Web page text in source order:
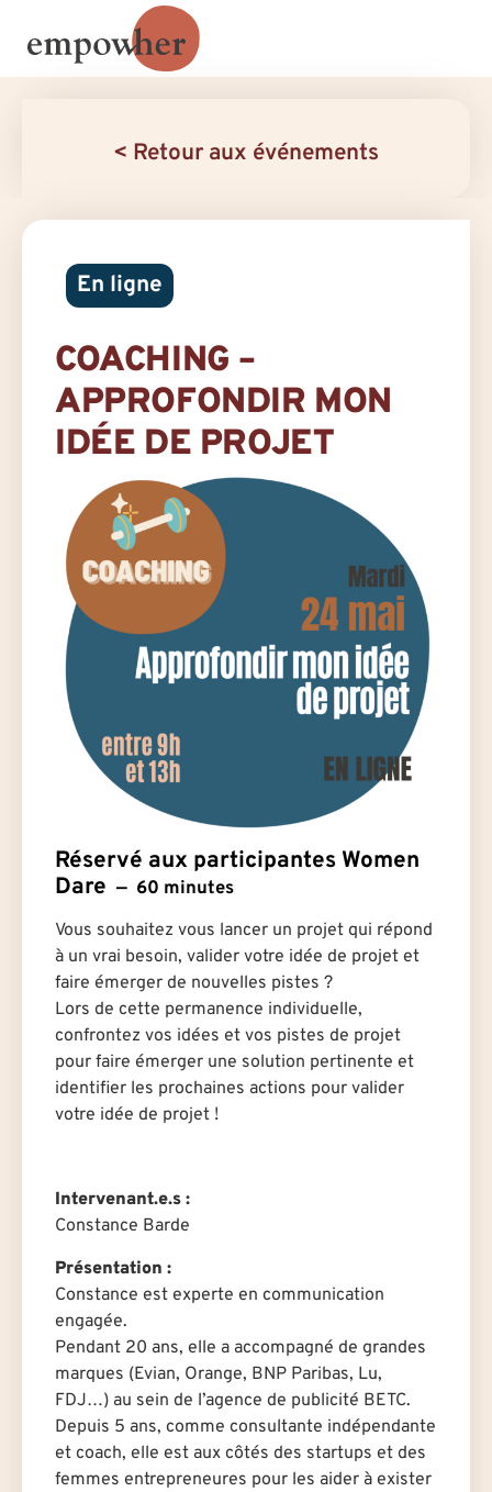
< Retour aux événements
En ligne
COACHING –
APPROFONDIR MON
IDÉE DE PROJET
Réservé aux participantes Women
Dare
60 minutes
Vous souhaitez vous lancer un projet qui répond
à un vrai besoin, valider votre idée de projet et
faire émerger de nouvelles pistes ?
Lors de cette permanence individuelle,
confrontez vos idées et vos pistes de projet
pour faire émerger une solution pertinente et
identifier les prochaines actions pour valider
votre idée de projet !
Intervenant.e.s :
Constance Barde
Présentation :
Constance est experte en communication
engagée.
Pendant 20 ans, elle a accompagné de grandes
marques (Evian, Orange, BNP Paribas, Lu,
FDJ…) au sein de l’agence de publicité BETC.
Depuis 5 ans, comme consultante indépendante
et coach, elle est aux côtés des startups et des
femmes entrepreneures pour les aider à exister